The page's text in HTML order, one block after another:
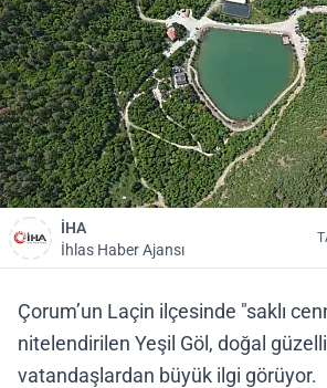
İHA
İhlas Haber Ajansı
Çorum’un Laçin ilçesinde "saklı
nitelendirilen Yeşil Göl, doğal
vatandaşlardan büyük ilgi görüyor.